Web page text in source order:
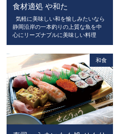
食材適処 や和た
気軽に美味しい和を愉しみたいなら
静岡沿岸の一本釣りの上質な魚を中
心にリーズナブルに美味しい料理
和食